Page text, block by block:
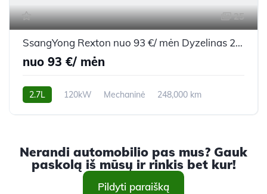
25
SsangYong Rexton nuo 93 €/ mėn Dyzelinas 2007m. Visureigis Mechaninė
nuo 93 €/ mėn
2.7L 120kW Mechaninė
248,000 km
Nerandi automobilio pas mus? Gauk
paskolą iš mūsų ir rinkis bet kur!
Pildyti paraišką